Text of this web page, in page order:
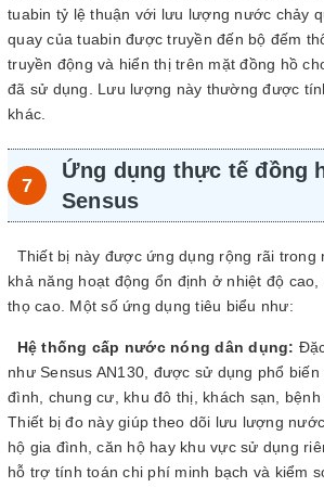
tuabin tỷ lệ thuận với lưu lượng nước chảy
quay của tuabin được truyền đến bộ đếm
truyền động và hiển thị trên mặt đồng hồ
đã sử dụng. Lưu lượng này thường được
khác.
Ứng dụng thực tế đồng
Sensus
Thiết bị này được ứng dụng rộng rãi trong
khả năng hoạt động ổn định ở nhiệt độ
thọ cao. Một số ứng dụng tiêu biểu như:
Hệ thống cấp nước nóng dân dụng:
như Sensus AN130, được sử dụng phổ
đình, chung cư, khu đô thị, khách sạn,
Thiết bị đo này giúp theo dõi lưu lượng
hộ gia đình, căn hộ hay khu vực sử dụng
hỗ trợ tính toán chi phí minh bạch và kiểm